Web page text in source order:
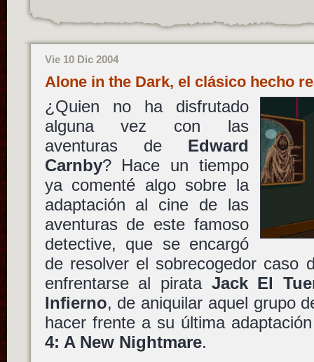
Vie 10 Dic 2004
Alone in the Dark, el clásico hecho
¿Quien no ha disfrutado
alguna vez con las
aventuras de Edward
Carnby? Hace un tiempo
ya comenté algo sobre la
adaptación al cine de las
aventuras de este famoso
detective, que se encargó
de resolver el sobrecogedor caso
enfrentarse al pirata Jack El
Infierno, de aniquilar aquel grupo
hacer frente a su última
4: A New Nightmare.